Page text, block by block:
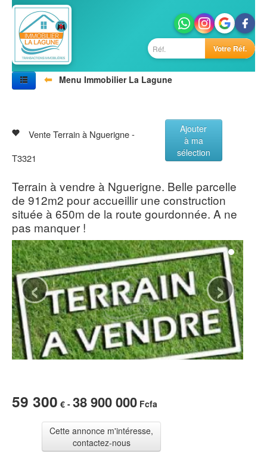
Votre Réf.
⬅
Menu Immobilier La Lagune
Villes
Agences
Vente Terrain à Nguerigne -
T3321
Ajouter
à ma
sélection
Terrain à vendre à Nguerigne. Belle parcelle
de 912m2 pour accueillir une construction
située à 650m de la route gourdonnée. A ne
pas manquer !
‹ ›
59 300 € - 38 900 000 Fcfa
Cette annonce m'intéresse,
contactez-nous